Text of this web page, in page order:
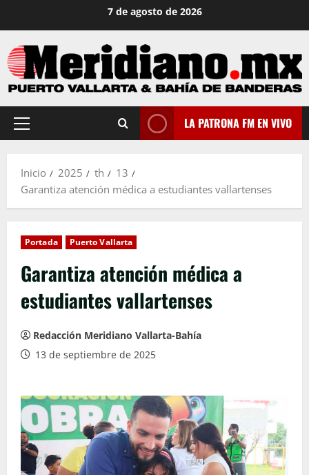
contenido
7 de agosto de 2026
Menú
LA PATRONA FM EN VIVO
Inicio 2025 th
13
Garantiza atención médica a estudiantes vallartenses
Portada Puerto Vallarta
Garantiza atención médica a
estudiantes vallartenses
Redacción Meridiano Vallarta-Bahía
13 de septiembre de 2025